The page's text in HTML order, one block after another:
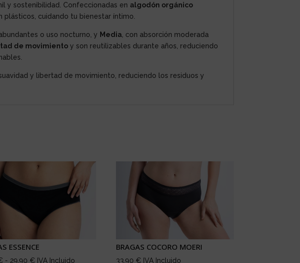
y sostenibilidad. Confeccionadas en algodón orgánico
cuidando tu bienestar íntimo.
o uso nocturno, y Media , con absorción moderada
de movimiento y son reutilizables durante años, reduciendo
y libertad de movimiento, reduciendo los residuos y
ESSENCE
- 29,90 € Rango
IVA Incluido
BRAGAS COCORO MOERI
33,90 € IVA Incluido